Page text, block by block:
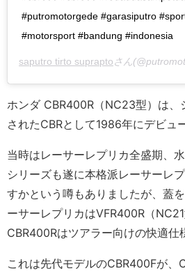
#putromotorgede #garasiputro
#motorsport #bandung #indonesia
saputro tirto supraptoさん
ホンダ CBR400R（NC23型）は、
されたCBRとして1986年にデビュ
当時はレーサーレプリカ全盛期、
シリーズも遂に本格派レーサーレ
すかという噂もありましたが、蓋
ーサーレプリカはVFR400R（NC21
CBR400Rはツアラー向けの快適仕
これは先代モデルのCBR400Fが、